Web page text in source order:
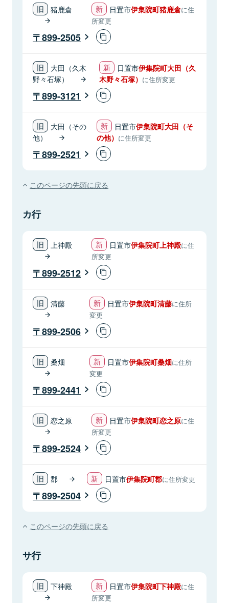
猪鹿倉 日置市伊集院町猪鹿倉に住
所変更
899-2505
大田（久木
野々石塚）
日置市伊集院町大田（久
木野々石塚） に住所変更
899-3121
大田（その
他）
日置市伊集院町大田（そ
の他） に住所変更
899-2521
このページの先頭に戻る
カ行
上神殿 日置市伊集院町上神殿に住
所変更
899-2512
清藤 日置市伊集院町清藤に住所
変更
899-2506
桑畑 日置市伊集院町桑畑に住所
変更
899-2441
恋之原 日置市伊集院町恋之原に住
所変更
899-2524
郡 日置市伊集院町郡に住所変更
899-2504
このページの先頭に戻る
サ行
下神殿 日置市伊集院町下神殿に住
所変更